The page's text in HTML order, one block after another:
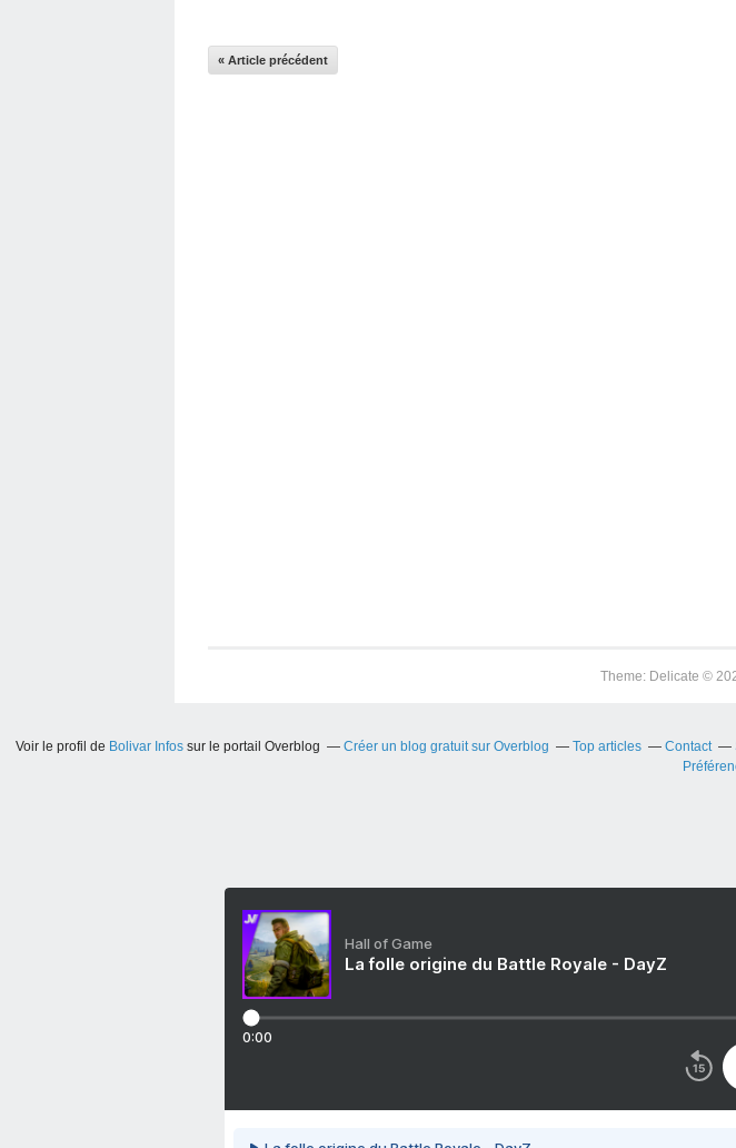
« Article précédent
Theme: Delicate ©
Voir le profil de Bolivar Infossur le portail Overblog Créer un blog gratuit sur Overblog Top articles Contact
Hall of Game
La folle origine du Battle Royale - DayZ
0:00